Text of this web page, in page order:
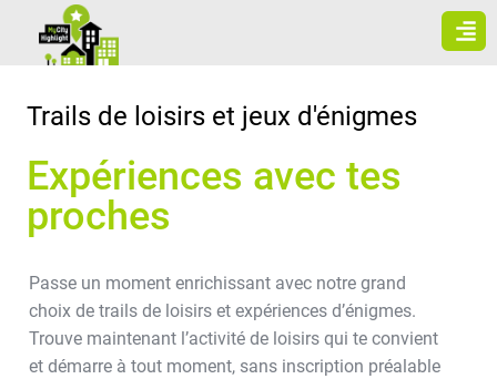
contenu
Trails de loisirs et jeux d'énigmes
Expériences avec tes
proches
Passe un moment enrichissant avec notre grand
choix de trails de loisirs et expériences d’énigmes.
Trouve maintenant l’activité de loisirs qui te convient
et démarre à tout moment, sans inscription préalable